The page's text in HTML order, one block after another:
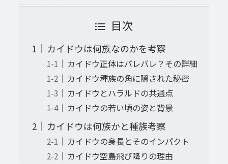
目次
カイドウは何族なのかを考察
カイドウ正体はバレバレ？その詳細
カイドウ種族の角に隠された秘密
カイドウとハラルドの共通点
カイドウの若い頃の姿と背景
カイドウは何族かと種族考察
カイドウの身長とそのインパクト
カイドウ空島飛び降りの理由